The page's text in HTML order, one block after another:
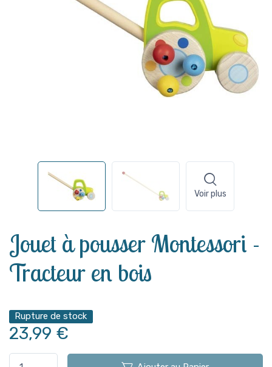
Voir plus
Jouet à pousser Montessori -
Tracteur en bois
Rupture de stock
23,99 €